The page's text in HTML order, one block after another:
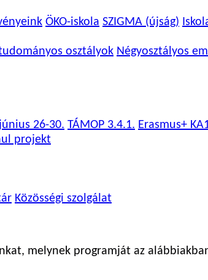
ÖKO-iskola SZIGMA (újság)
osztályok Négyosztályos
26-30. TÁMOP 3.4.1. Erasmus+
projekt
Közösségi szolgálat
melynek programját az